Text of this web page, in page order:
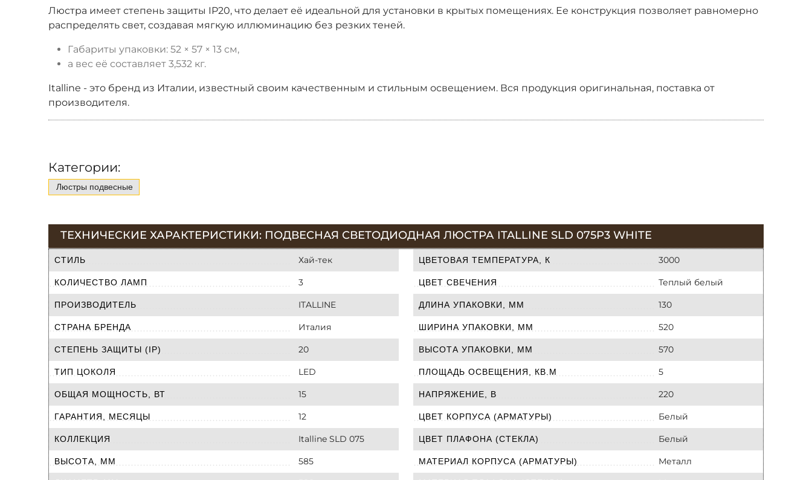
Люстра имеет степень защиты IP20, что делает её идеальной для установки в крытых помещениях. Ее конструкция позволяет равномерно
распределять свет, создавая мягкую иллюминацию без резких теней.
Габариты упаковки: 52 × 57 × 13 см,
а вес её составляет 3,532 кг.
Italline - это бренд из Италии, известный своим качественным и стильным освещением. Вся продукция оригинальная, поставка от
производителя.
Категории:
Люстры подвесные
ТЕХНИЧЕСКИЕ ХАРАКТЕРИСТИКИ: ПОДВЕСНАЯ СВЕТОДИОДНАЯ ЛЮСТРА ITALLINE SLD 075P3 WHITE
СТИЛЬ Хай-тек
КОЛИЧЕСТВО ЛАМП 3
ПРОИЗВОДИТЕЛЬ ITALLINE
СТРАНА БРЕНДА Италия
СТЕПЕНЬ ЗАЩИТЫ (IP) 20
ТИП ЦОКОЛЯ LED
ОБЩАЯ МОЩНОСТЬ, ВТ 15
ГАРАНТИЯ, МЕСЯЦЫ 12
КОЛЛЕКЦИЯ Italline SLD 075
ВЫСОТА, ММ 585
ЦВЕТОВАЯ ТЕМПЕРАТУРА, К 3000
ЦВЕТ СВЕЧЕНИЯ Теплый белый
ДЛИНА УПАКОВКИ, ММ 130
ШИРИНА УПАКОВКИ, ММ 520
ВЫСОТА УПАКОВКИ, ММ 570
ПЛОЩАДЬ ОСВЕЩЕНИЯ, КВ.М 5
НАПРЯЖЕНИЕ, В 220
ЦВЕТ КОРПУСА (АРМАТУРЫ) Белый
ЦВЕТ ПЛАФОНА (СТЕКЛА) Белый
МАТЕРИАЛ КОРПУСА (АРМАТУРЫ) Металл